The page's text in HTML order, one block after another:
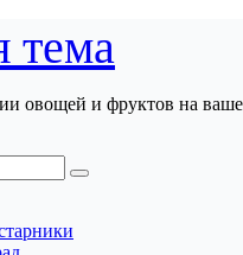
тема
овощей и фруктов на